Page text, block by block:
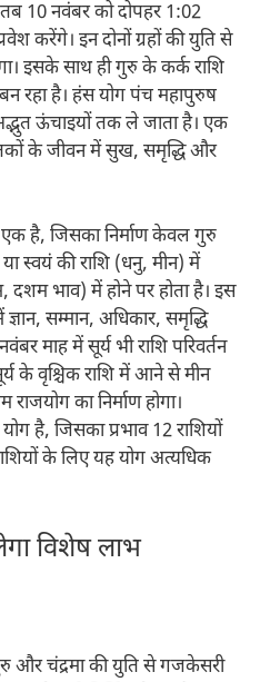
10 नवंबर को दोपहर 1:02
करेंगे। इन दोनों ग्रहों की युति से
इसके साथ ही गुरु के कर्क राशि
रहा है। हंस योग पंच महापुरुष
ऊंचाइयों तक ले जाता है। एक
के जीवन में सुख, समृद्धि और
है, जिसका निर्माण केवल गुरु
या स्वयं की राशि (धनु, मीन) में
दशम भाव) में होने पर होता है। इस
सम्मान, अधिकार, समृद्धि
माह में सूर्य भी राशि परिवर्तन
के वृश्चिक राशि में आने से मीन
का निर्माण होगा।
है, जिसका प्रभाव 12 राशियों
के लिए यह योग अत्यधिक
विशेष लाभ
और चंद्रमा की युति से गजकेसरी